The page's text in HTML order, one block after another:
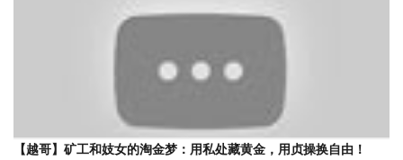
【越哥】矿工和妓女的淘金梦：用私处藏黄金，用贞操换自由！